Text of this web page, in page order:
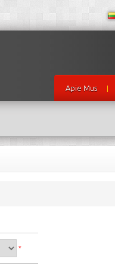
Apie Mus |
*